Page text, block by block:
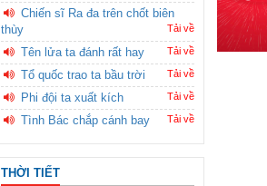
Chiến sĩ Ra đa trên chốt biên
thùy
Tải về
Tên lửa ta đánh rất hay Tải về
Tổ quốc trao ta bầu trời Tải về
Phi đội ta xuất kích Tải về
Tình Bác chắp cánh bay Tải về
THỜI TIẾT